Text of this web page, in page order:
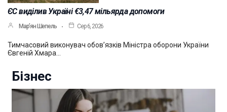
ЄС виділив Україні €3,47 мільярда допомоги
Мар’ян Шепель Сер 6, 2026
Тимчасовий виконувач обов’язків Міністра оборони України
Євгеній Хмара…
Бізнес